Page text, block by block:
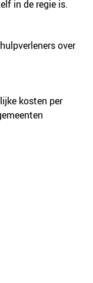
in de regie is.
over
kosten per